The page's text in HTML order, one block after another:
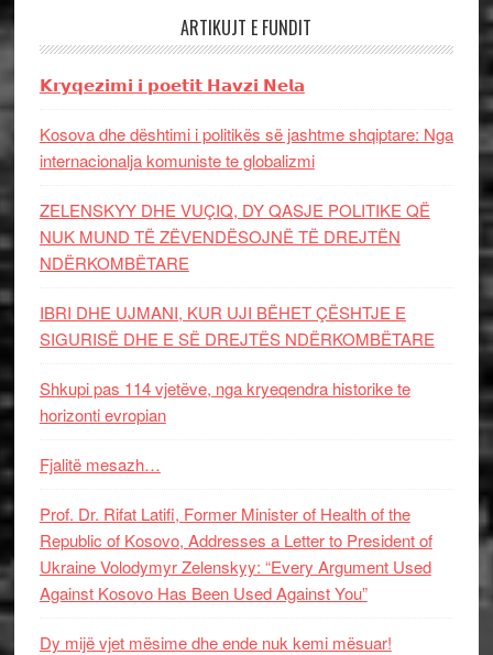
ARTIKUJT E FUNDIT
𝗞𝗿𝘆𝗾𝗲𝘇𝗶𝗺𝗶 𝗶 𝗽𝗼𝗲𝘁𝗶𝘁 𝗛𝗮𝘃𝘇𝗶 𝗡𝗲𝗹𝗮
Kosova dhe dështimi i politikës së jashtme shqiptare: Nga
internacionalja komuniste te globalizmi
ZELENSKYY DHE VUÇIQ, DY QASJE POLITIKE QË
NUK MUND TË ZËVENDËSOJNË TË DREJTËN
NDËRKOMBËTARE
IBRI DHE UJMANI, KUR UJI BËHET ÇËSHTJE E
SIGURISË DHE E SË DREJTËS NDËRKOMBËTARE
Shkupi pas 114 vjetëve, nga kryeqendra historike te
horizonti evropian
Fjalitë mesazh…
Prof. Dr. Rifat Latifi, Former Minister of Health of the
Republic of Kosovo, Addresses a Letter to President of
Ukraine Volodymyr Zelenskyy: “Every Argument Used
Against Kosovo Has Been Used Against You”
Dy mijë vjet mësime dhe ende nuk kemi mësuar!